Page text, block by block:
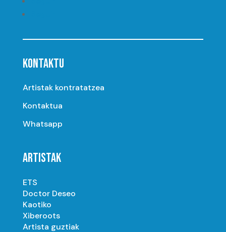
KONTAKTU
Artistak kontratatzea
Kontaktua
Whatsapp
ARTISTAK
ETS
Doctor Deseo
Kaotiko
Xiberoots
Artista guztiak